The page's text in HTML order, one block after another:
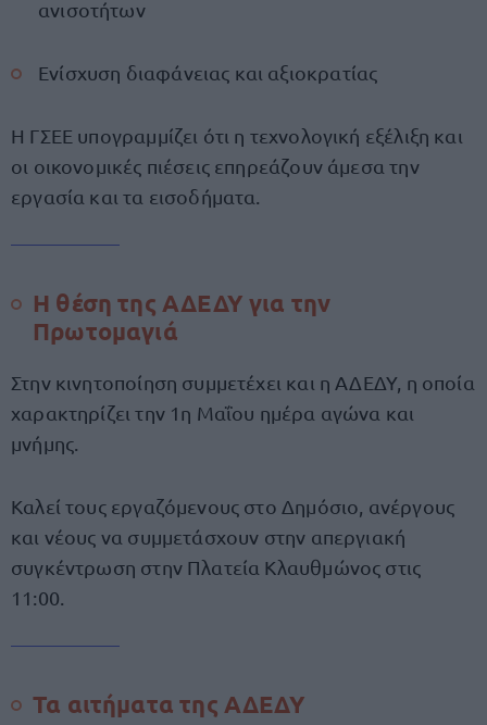
ανισοτήτων
Ενίσχυση διαφάνειας και αξιοκρατίας
Η ΓΣΕΕ υπογραμμίζει ότι η τεχνολογική εξέλιξη και
οι οικονομικές πιέσεις επηρεάζουν άμεσα την
εργασία και τα εισοδήματα.
Η θέση της ΑΔΕΔΥ για την
Πρωτομαγιά
Στην κινητοποίηση συμμετέχει και η ΑΔΕΔΥ, η οποία
χαρακτηρίζει την 1η Μαΐου ημέρα αγώνα και
μνήμης.
Καλεί τους εργαζόμενους στο Δημόσιο, ανέργους
και νέους να συμμετάσχουν στην απεργιακή
συγκέντρωση στην Πλατεία Κλαυθμώνος στις
11:00.
Τα αιτήματα της ΑΔΕΔΥ